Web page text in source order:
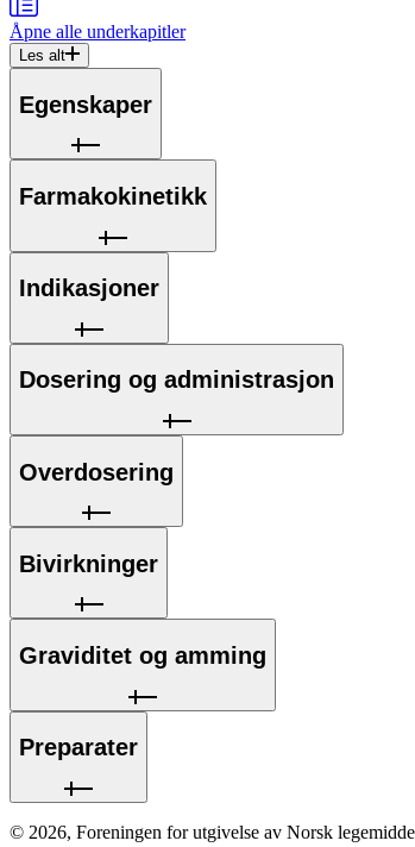
Åpne alle underkapitler
Les alt
Egenskaper
Farmakokinetikk
Indikasjoner
Dosering og administrasjon
Overdosering
Bivirkninger
Graviditet og amming
Preparater
© 2026, Foreningen for utgivelse av Norsk